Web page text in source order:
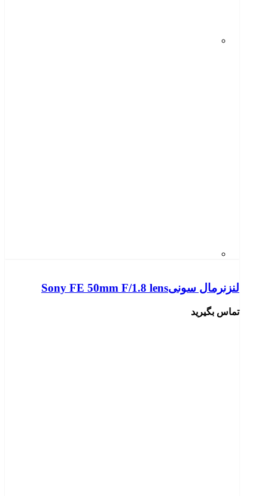
لنزنرمال سونیSony FE 50mm F/1.8 lens
تماس بگیرید